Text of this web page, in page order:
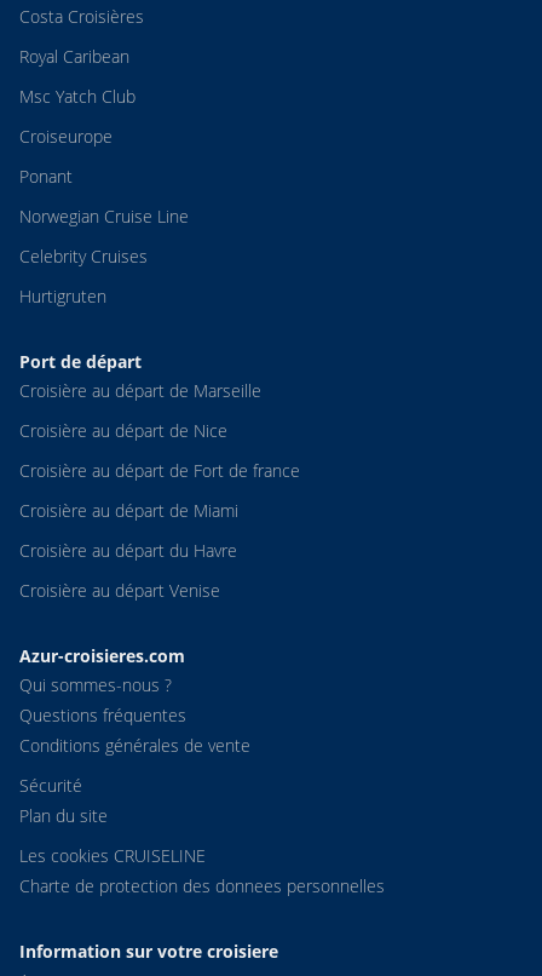
Costa Croisières
Royal Caribean
Msc Yatch Club
Croiseurope
Ponant
Norwegian Cruise Line
Celebrity Cruises
Hurtigruten
Port de départ
Croisière au départ de Marseille
Croisière au départ de Nice
Croisière au départ de Fort de france
Croisière au départ de Miami
Croisière au départ du Havre
Croisière au départ Venise
Azur-croisieres.com
Qui sommes-nous ?
Questions fréquentes
Conditions générales de vente
Sécurité
Plan du site
Les cookies CRUISELINE
Charte de protection des donnees personnelles
Information sur votre croisiere